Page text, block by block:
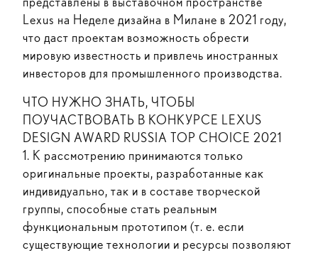
Lexus на Неделе дизайна в Милане в 2021 году,
что даст проектам возможность обрести
мировую известность и привлечь иностранных
инвесторов для промышленного производства.
ЧТО НУЖНО ЗНАТЬ, ЧТОБЫ
ПОУЧАСТВОВАТЬ В КОНКУРСЕ LEXUS
DESIGN AWARD RUSSIA TOP CHOICE 2021
1. К рассмотрению принимаются только
оригинальные проекты, разработанные как
индивидуально, так и в составе творческой
группы, способные стать реальным
функциональным прототипом (т. е. если
существующие технологии и ресурсы позволяют